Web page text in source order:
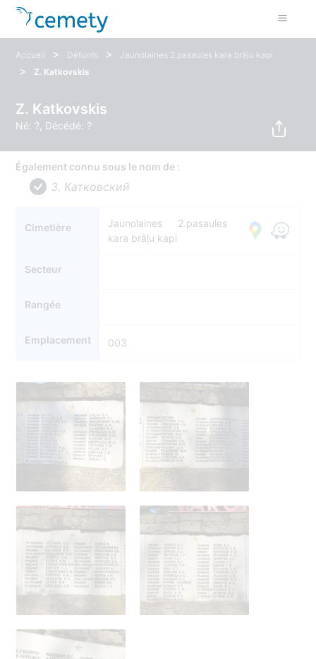
Accueil > Défunts > Jaunolaines 2.pasaules kara brāļu kapi
> Z. Katkovskis
Z. Katkovskis
Né: ?, Décédé: ?
Également connu sous le nom de :
З. Катковский
Cimetière
Jaunolaines 2.pasaules
kara brāļu kapi
Secteur
Rangée
Emplacement 003